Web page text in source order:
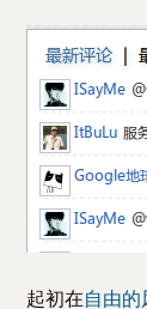
起初在自由的